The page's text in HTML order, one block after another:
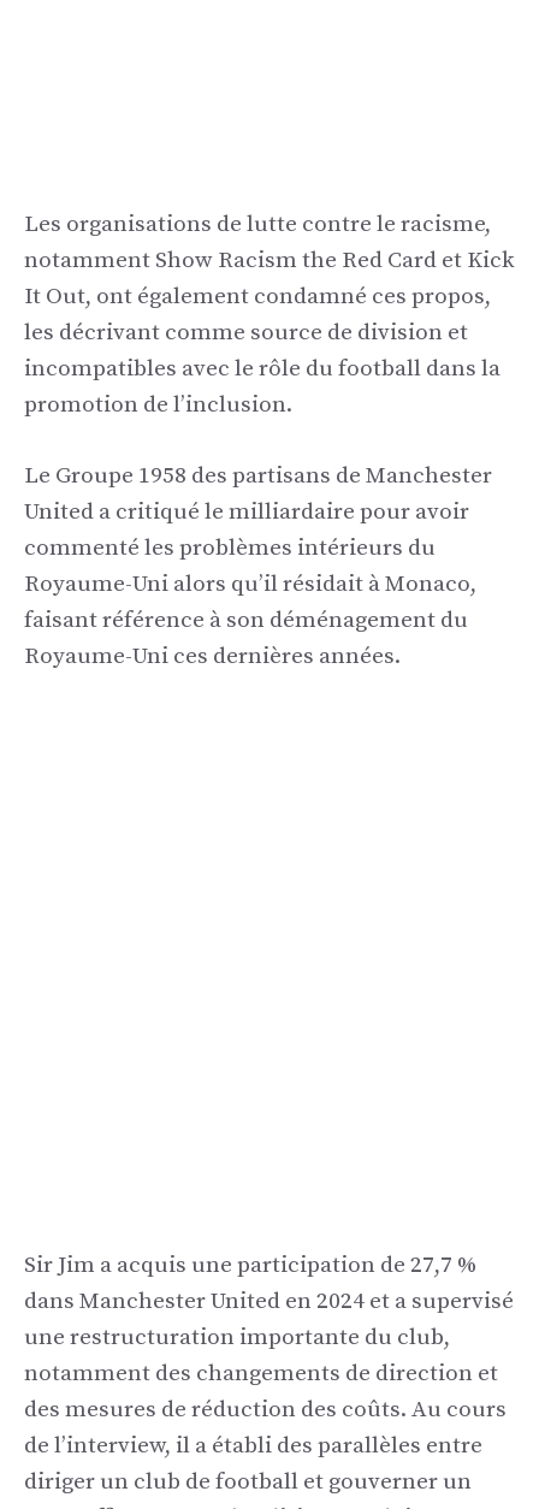
Les organisations de lutte contre le racisme,
notamment Show Racism the Red Card et Kick
It Out, ont également condamné ces propos,
les décrivant comme source de division et
incompatibles avec le rôle du football dans la
promotion de l’inclusion.
Le Groupe 1958 des partisans de Manchester
United a critiqué le milliardaire pour avoir
commenté les problèmes intérieurs du
Royaume-Uni alors qu’il résidait à Monaco,
faisant référence à son déménagement du
Royaume-Uni ces dernières années.
Sir Jim a acquis une participation de 27,7 %
dans Manchester United en 2024 et a supervisé
une restructuration importante du club,
notamment des changements de direction et
des mesures de réduction des coûts. Au cours
de l’interview, il a établi des parallèles entre
diriger un club de football et gouverner un